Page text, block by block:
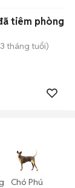
tiêm phòng
tháng tuổi)
Chó Phú